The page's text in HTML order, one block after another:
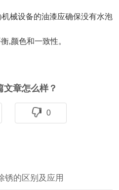
械设备的油漆应确保没有水泡
,颜色和一致性。
文章怎么样？
0
锈的区别及应用